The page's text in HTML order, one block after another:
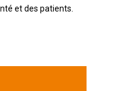
et des patients.